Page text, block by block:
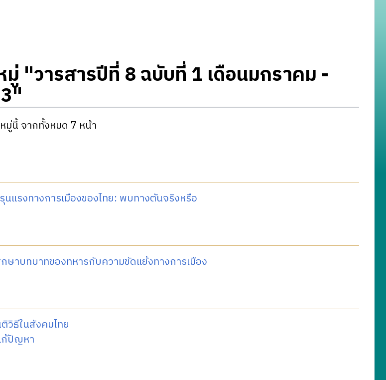
มู่ "วารสารปีที่ 8 ฉบับที่ 1 เดือนมกราคม -
มู่นี้ จากทั้งหมด 7 หน้า
แรงทางการเมืองของไทย: พบทางตันจริงหรือ
ษาบทบาทของทหารกับความขัดแย้งทางการเมือง
วิธีในสังคมไทย
ก้ปัญหา